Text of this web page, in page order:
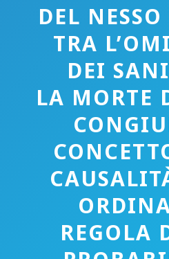
DEL
TRA
DEI
LA MORTE
REGOLA